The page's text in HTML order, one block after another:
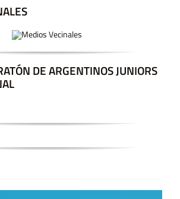
DE ARGENTINOS JUNIORS